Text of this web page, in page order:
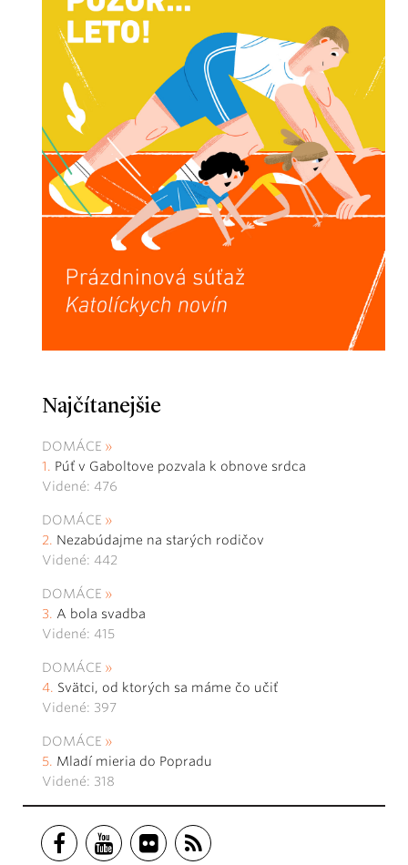
Najčítanejšie
DOMÁCE
Púť v Gaboltove pozvala k obnove srdca
Videné: 476
DOMÁCE
Nezabúdajme na starých rodičov
Videné: 442
DOMÁCE
A bola svadba
Videné: 415
DOMÁCE
Svätci, od ktorých sa máme čo učiť
Videné: 397
DOMÁCE
Mladí mieria do Popradu
Videné: 318